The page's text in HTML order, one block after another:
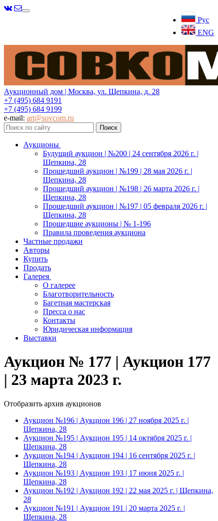
Рус
ENG
Меню
Аукционный дом | Москва, ул. Щепкина, д. 28
+7 (495) 684 9191
+7 (495) 684 9199
e-mail: art@sovcom.ru
Аукционы
Будущий аукцион | №200 | 24 сентября 2026 г. |
Щепкина, 28
Прошедший аукцион | №199 | 28 мая 2026 г. |
Щепкина, 28
Прошедший аукцион | №198 | 26 марта 2026 г. |
Щепкина, 28
Прошедший аукцион | №197 | 05 февраля 2026 г. |
Щепкина, 28
Прошедшие аукционы | № 1-196
Правила проведения аукциона
Частные продажи
Авторы
Купить
Продать
Галерея
О галерее
Благотворительность
Багетная мастерская
Пресса о нас
Контакты
Юридическая информация
Выставки
Аукцион № 177 | Аукцион 177
| 23 марта 2023 г.
Отобразить архив аукционов
Аукцион №196 | Аукцион 196 | 27 ноября 2025 г. |
Щепкина, 28
Аукцион №195 | Аукцион 195 | 14 октября 2025 г. |
Щепкина, 28
Аукцион №194 | Аукцион 194 | 16 сентября 2025 г. |
Щепкина, 28
Аукцион №193 | Аукцион 193 | 17 июня 2025 г. |
Щепкина, 28
Аукцион №192 | Аукцион 192 | 22 мая 2025 г. | Щепкина,
28
Аукцион №191 | Аукцион 191 | 20 марта 2025 г. |
Щепкина, 28